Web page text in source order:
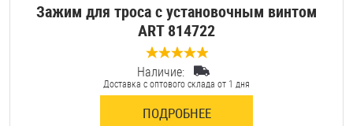
Зажим для троса с установочным винтом
ART 814722
0 отзывов
Наличие:
Доставка с оптового склада от 1 дня
ПОДРОБНЕЕ